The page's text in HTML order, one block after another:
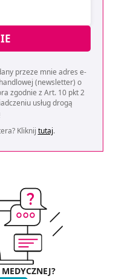
przeze mnie adres e-
(newsletter) o
zgodnie z Art. 10 pkt 2
usług drogą
Kliknij tutaj.